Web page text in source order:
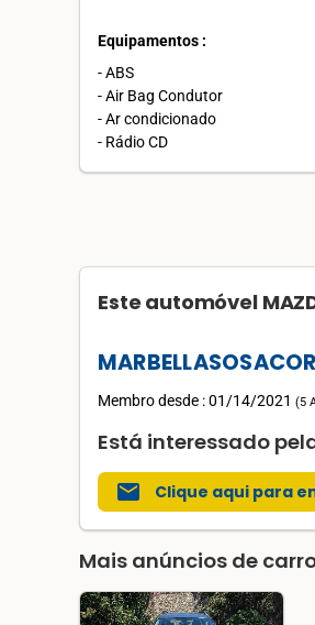
Equipamentos :
- ABS
- Air Bag Condutor
- Ar condicionado
- Rádio CD
Este automóvel
Membro desde : 01/14/2021 (5
Está interessado
mail Clique aqui para
Mais anúncios de